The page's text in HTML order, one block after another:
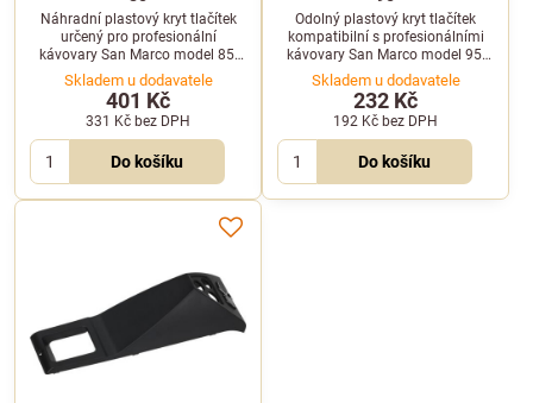
Náhradní plastový kryt tlačítek
určený pro profesionální
kávovary San Marco model 85.
Ideální díl pro rychlou výměnu
poškozeného či opotřebeného
krytu ovládacího panelu.
Skladem u dodavatele
401 Kč
331 Kč bez DPH
Do košíku
Odolný plastový kryt tlačítek
kompatibilní s profesionálními
kávovary San Marco model 95.
Zajišťuje spolehlivou ochranu
ovládacího panelu.
Skladem u dodavatele
232 Kč
192 Kč bez DPH
Do košíku